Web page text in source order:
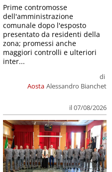
Aosta
di
Alessandro Bianchet
il 07/08/2026
Prime contromosse
dell'amministrazione
comunale dopo l'esposto
presentato da residenti della
zona; promessi anche
maggiori controlli e ulteriori
inter...